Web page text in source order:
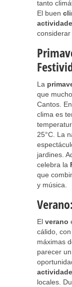
tanto
El buen
considerar
La
que
Cantos.
clima es
25°C. La
jardines.
celebra la
que
y música.
El verano
cálido,
máximas
parecer
locales.